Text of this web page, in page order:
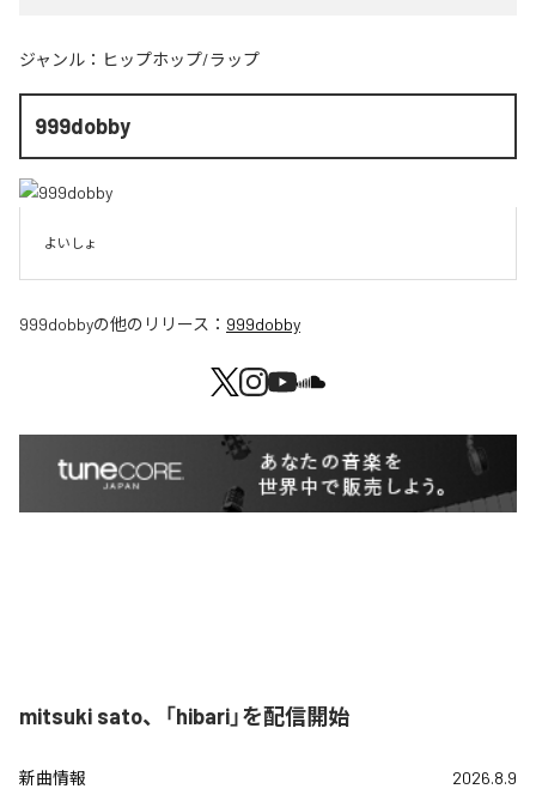
ジャンル： ヒップホップ/ラップ
999dobby
よいしょ
999dobbyの他のリリース： 999dobby
mitsuki sato、「hibari」を配信開始
新曲情報 2026.8.9